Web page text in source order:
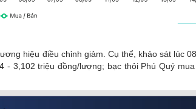
hiệu điều chỉnh giảm. Cụ thể, khảo sát lúc
3,102 triệu đồng/lượng; bạc thỏi Phú Quý